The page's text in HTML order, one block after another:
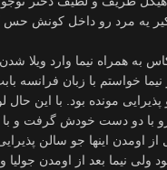
یه مرد رو داخل کونش
لوکاس به همراه نیما وارد
خواستم با زبان فرانسه
پذیرایی مونده بود. با این
با دو دست خودش گرفت و
از اومدن اینها جو سالن
ولی نیما بعد از اومدن